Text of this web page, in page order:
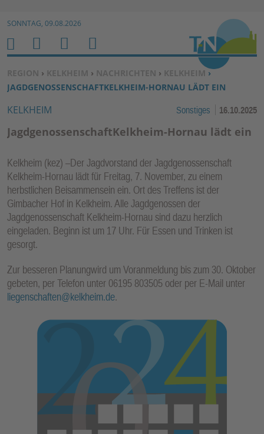
Zum Inhalt springen ↓
SONNTAG, 09.08.2026
SIE BEFINDEN SICH HIER:
REGION › KELKHEIM › NACHRICHTEN › KELKHEIM ›
JAGDGENOSSENSCHAFTKELKHEIM-HORNAU LÄDT EIN
KELKHEIM Sonstiges 16.10.2025
JagdgenossenschaftKelkheim-Hornau lädt ein
Kelkheim (kez) –Der Jagdvorstand der Jagdgenossenschaft
Kelkheim-Hornau lädt für Freitag, 7. November, zu einem
herbstlichen Beisammensein ein. Ort des Treffens ist der
Gimbacher Hof in Kelkheim. Alle Jagdgenossen der
Jagdgenossenschaft Kelkheim-Hornau sind dazu herzlich
eingeladen. Beginn ist um 17 Uhr. Für Essen und Trinken ist
gesorgt.
Zur besseren Planungwird um Voranmeldung bis zum 30. Oktober
gebeten, per Telefon unter 06195 803505 oder per E-Mail unter
liegenschaften@kelkheim.de.
H
O
M
E
M
E
N
U
S
U
C
N
B
E
N
Z
R
F
U
N
K
TI
N
E
N